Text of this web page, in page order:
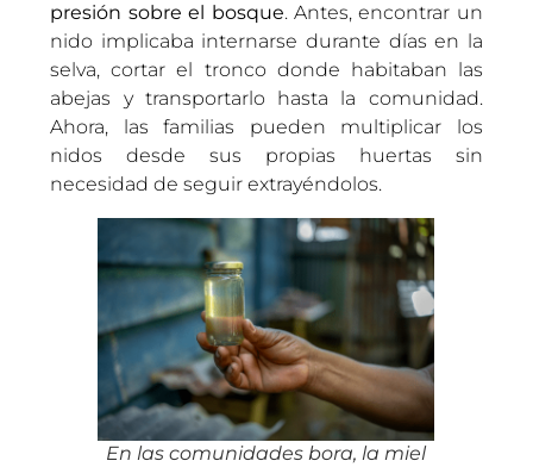
presión sobre el bosque. Antes, encontrar un
nido implicaba internarse durante días en la
selva, cortar el tronco donde habitaban las
abejas y transportarlo hasta la comunidad.
Ahora, las familias pueden multiplicar los
nidos desde sus propias huertas sin
necesidad de seguir extrayéndolos.
En las comunidades bora, la miel